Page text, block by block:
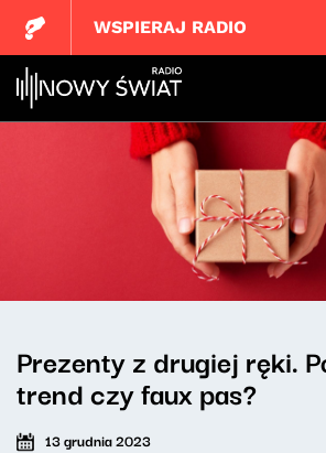
WSPIERAJ RADIO
Prezenty z drugiej ręki.
trend czy faux pas?
13 grudnia 2023